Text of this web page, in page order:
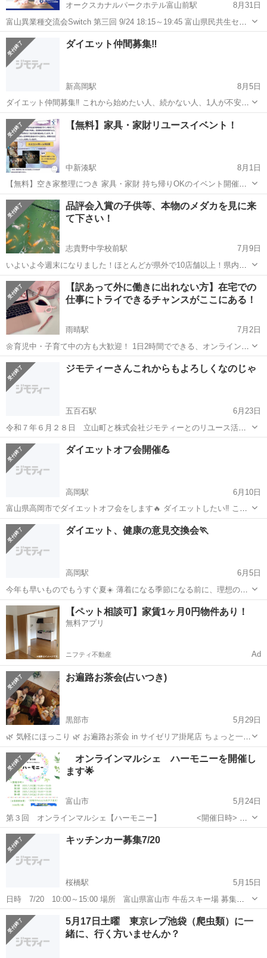
オークスカナルパークホテル富山前駅
8月31日
富山異業種交流会Switch 第三回 9/24 18:15～19:45 富山県民共生セン
ター サンフォルテ3F306会議室 新たに人脈を拡げたい 新規開拓をした
い を主に富山ビジネスをもっともっと盛り上げていくために...
富山 オークスカナルパークホテル富山前駅
その他
ダイエット仲間募集‼️
新高岡駅
8月5日
ダイエット仲間募集‼️ これから始めたい人、続かない人、1人が不安な
人、もちろん順調な人も❗️ どんな人でも大歓迎🤩 主催者は半年で25kg
減量‼️さらに継続中🔥 みんなでダイエット成功させましょう🔥 8月19
日（火） ...
富山 高岡市 新高岡駅 その他 主催者
【無料】家具・家財リユースイベント！
中新湊駅
8月1日
【無料】空き家整理につき 家具・家財 持ち帰りOKのイベント開催！
｜射水市八幡町 空き家の整理にともない、不要になった家具や家電、
小物などを無料でお持ち帰りいただけるイベントを開催します！ 使え
るものを捨てるので...
富山 射水市 中新湊駅 その他 無料
品評会入賞の子供等、本物のメダカを見に来
て下さい！
志貴野中学校前駅
7月9日
いよいよ今週末になりました！ほとんどが県外で10店舗以上！県内レ
ベルや表現が出ていないのに名前だけのメダカだけに飽きた方、品評
会の入賞レベルの子供等全国レベルの高い本当のメダカを是非とも見
に来て下さいね！金魚、水草、ミジンコ...
富山 高岡市 志貴野中学校前駅 その他 メダカ
【訳あって外に働きに出れない方】在宅での
仕事にトライできるチャンスがここにある！
雨晴駅
7月2日
🌼育児中・子育て中の方も大歓迎！ 1日2時間でできる、オンラインの
お仕事メンバーを募集しています😊 「家庭と両立できるお仕事がした
い」 「新しいことを始めてみたい」 そんな想いを応援しています✨
未経験...
富山 その他 オンライン
ジモティーさんこれからもよろしくなのじゃ
五百石駅
6月23日
令和７年６月２８日 立山町と株式会社ジモティーとのリユース活動
の促進に向けた連携と協力に関する協定が１年を迎えます。引き続き
よろしくなのじゃー。
富山 中新川郡 五百石駅 その他 リユース
ダイエットオフ会開催💪
高岡駅
6月10日
富山県高岡市でダイエットオフ会をします🔥 ダイエットしたい‼️ この
方法で痩せた‼️ 健康のためにこんなのやってます‼️ 主催者5ヶ月で約
20kg⤵️ いろんな意見交換をしましょう👍 開催日時 2025/6/17（火）
19...
富山 高岡駅 その他 会場
ダイエット、健康の意見交換会🏃
高岡駅
6月5日
今年も早いものでもうすぐ夏☀️ 薄着になる季節になる前に、理想の体
を目指したい 健康に関する情報が欲しい そんな方向けの交流会を開催
します✨ 主催者は私含め2人居ますが、両名とも20kgのダイエット経
験もあり🔥 みんなで...
富山 高岡市 高岡駅 その他 主催者
【ペット相談可】家賃1ヶ月0円物件あり！
無料アプリ
ニフティ不動産 Ad
お遍路お茶会(占いつき)
黒部市
5月29日
🌿 気軽にほっこり 🌿 お遍路お茶会 in サイゼリア掛尾店 ちょっと一息
つきませんか？ お遍路の話をしたり、聞いたり、 なんとなく開運した
り☀️ 🔸 日時：5月30日（木） 1部 11:00〜13:00 2部 14:0...
富山 黒部市
オンラインマルシェ ハーモニーを開催し
ます🌟
富山市
5月24日
第３回 オンラインマルシェ【ハーモニー】 <開催日時> 第
一部 7月25日金曜 10時〜12時 第二部 7月25日金曜 21時〜23
時 第三部 7月26日土曜 10時〜12時 第四部 7月26日土...
富山 ヒーリング
キッチンカー募集7/20
桜橋駅
5月15日
日時 7/20 10:00～15:00 場所 富山県富山市 牛岳スキー場 募集メ
ニュー 問わず 出店料 5000円のみ めだかのイベントです 約40店予定
Instagramアカウント 蟲貴族に お問い合わせください
富山 桜橋駅 その他 キッチンカー
5月17日土曜 東京レプ池袋（爬虫類）に一
緒に、行く方いませんか？